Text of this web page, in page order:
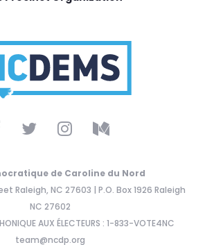
de Caroline du Nord
Raleigh, NC 27603 | P.O. Box 1926 Raleigh
NC 27602
AUX ÉLECTEURS : 1-833-VOTE4NC
team@ncdp.org